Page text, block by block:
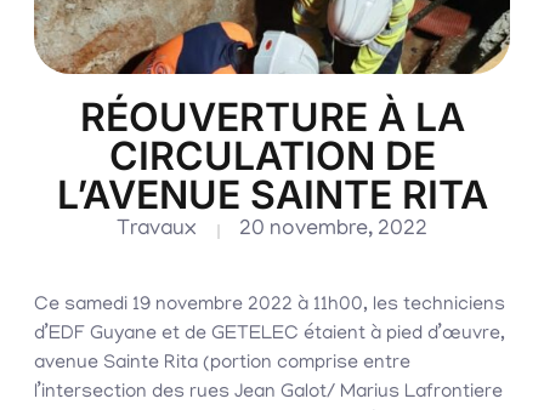
RÉOUVERTURE À LA
CIRCULATION DE
L’AVENUE SAINTE RITA
Travaux 20 novembre, 2022
Ce samedi 19 novembre 2022 à 11h00, les techniciens
d’EDF Guyane et de GETELEC étaient à pied d’œuvre,
avenue Sainte Rita (portion comprise entre
l’intersection des rues Jean Galot/ Marius Lafrontiere